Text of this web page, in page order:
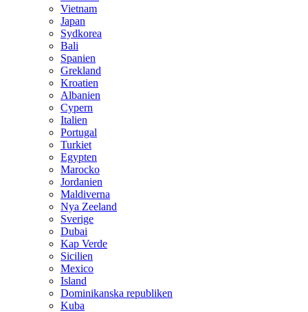
Vietnam
Japan
Sydkorea
Bali
Spanien
Grekland
Kroatien
Albanien
Cypern
Italien
Portugal
Turkiet
Egypten
Marocko
Jordanien
Maldiverna
Nya Zeeland
Sverige
Dubai
Kap Verde
Sicilien
Mexico
Island
Dominikanska republiken
Kuba